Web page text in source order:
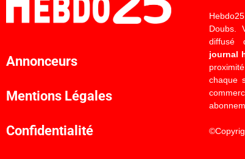
Annonceurs
Mentions Légales
Confidentialité
Doubs.
diffusé
journal
chaque